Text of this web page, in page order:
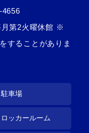
4656
第2火曜休館 ※
することがありま
駐車場
ロッカールーム